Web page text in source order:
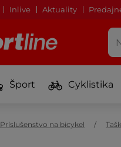
Inlive Aktuality
Šport Cyklistika
Príslušenstvo na bicykel